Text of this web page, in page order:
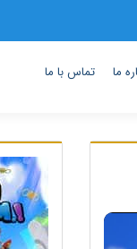
ما تماس با ما